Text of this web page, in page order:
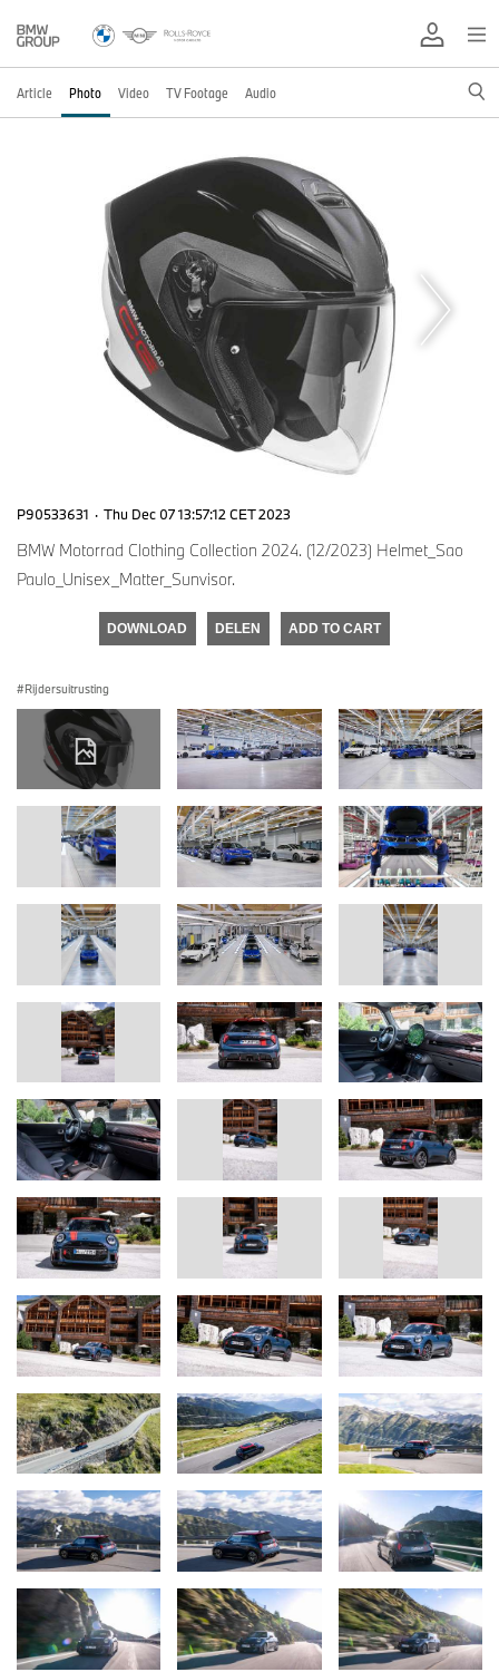
Article Photo Video TV Footage Audio
P90533631 · Thu Dec 07 13:57:12 CET 2023
BMW Motorrad Clothing Collection 2024. (12/2023) Helmet_Sao
Paulo_Unisex_Matter_Sunvisor.
DOWNLOAD DELEN ADD TO CART
Rijdersuitrusting